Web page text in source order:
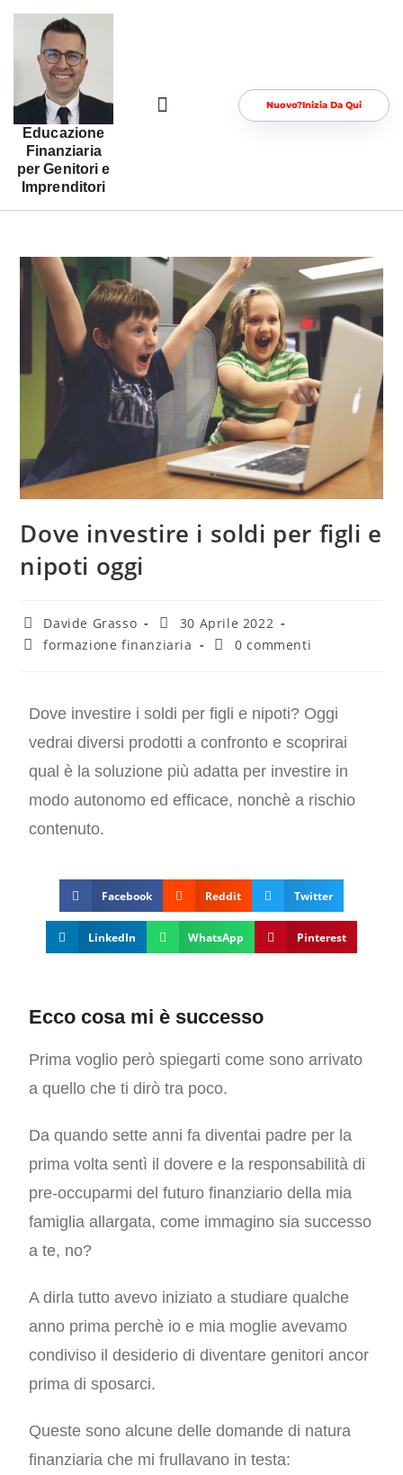
Educazione
Finanziaria
per Genitori e
Imprenditori
Nuovo?Inizia Da Qui
Dove investire i soldi per figli e
nipoti oggi
Davide Grasso
30 Aprile 2022
formazione finanziaria
0 commenti
Dove investire i soldi per figli e nipoti? Oggi
vedrai diversi prodotti a confronto e scoprirai
qual è la soluzione più adatta per investire in
modo autonomo ed efficace, nonchè a rischio
contenuto.
Facebook Reddit Twitter
LinkedIn WhatsApp Pinterest
Ecco cosa mi è successo
Prima voglio però spiegarti come sono arrivato
a quello che ti dirò tra poco.
Da quando sette anni fa diventai padre per la
prima volta sentì il dovere e la responsabilità di
pre-occuparmi del futuro finanziario della mia
famiglia allargata, come immagino sia successo
a te, no?
A dirla tutto avevo iniziato a studiare qualche
anno prima perchè io e mia moglie avevamo
condiviso il desiderio di diventare genitori ancor
prima di sposarci.
Queste sono alcune delle domande di natura
finanziaria che mi frullavano in testa: